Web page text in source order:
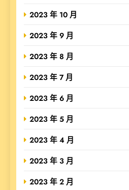
2023 年 10 月
2023 年 9 月
2023 年 8 月
2023 年 7 月
2023 年 6 月
2023 年 5 月
2023 年 4 月
2023 年 3 月
2023 年 2 月